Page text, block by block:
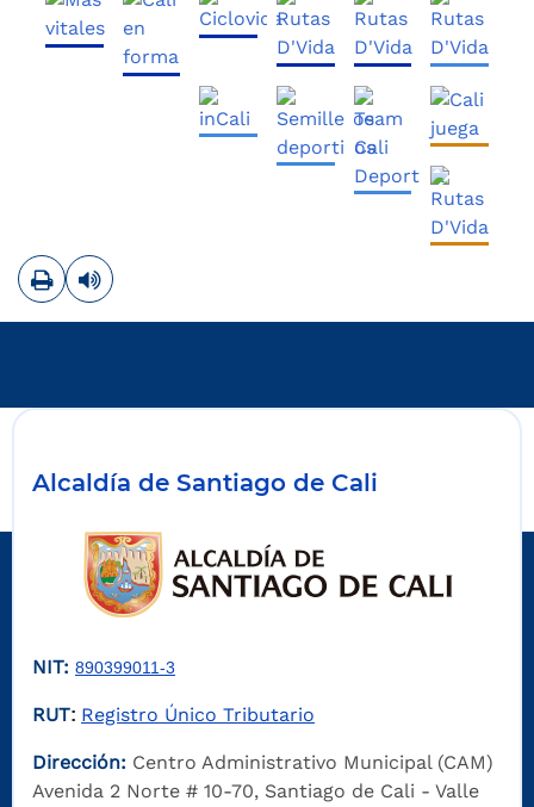
ImprimirLeer contenido
Alcaldía de Santiago de Cali
NIT: 890399011-3
RUT: Registro Único Tributario
Dirección: Centro Administrativo Municipal (CAM)
Avenida 2 Norte # 10-70, Santiago de Cali - Valle